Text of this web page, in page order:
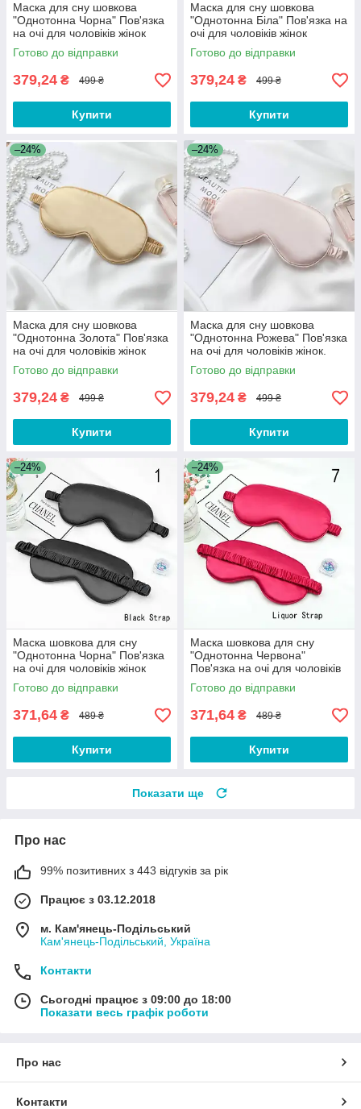
Маска для сну шовкова
"Однотонна Чорна" Пов'язка
на очі для чоловіків жінок
Готово до відправки
379,24 ₴ 499 ₴
Купити
Маска для сну шовкова
"Однотонна Біла" Пов'язка на
очі для чоловіків жінок
Готово до відправки
379,24 ₴ 499 ₴
Купити
–24%
Маска для сну шовкова
"Однотонна Золота" Пов'язка
на очі для чоловіків жінок
Готово до відправки
379,24 ₴ 499 ₴
Купити
–24%
Маска для сну шовкова
"Однотонна Рожева" Пов'язка
на очі для чоловіків жінок.
Маска для сну рожева
Готово до відправки
379,24 ₴ 499 ₴
Купити
–24%
Маска шовкова для сну
"Однотонна Чорна" Пов'язка
на очі для чоловіків жінок
DSY-01
Готово до відправки
371,64 ₴ 489 ₴
Купити
–24%
Маска шовкова для сну
"Однотонна Червона"
Пов'язка на очі для чоловіків
жінок DSY-01
Готово до відправки
371,64 ₴ 489 ₴
Купити
Показати ще
Про нас
99% позитивних з 443 відгуків за рік
Працює з 03.12.2018
м. Кам'янець-Подільський
Кам'янець-Подільський, Україна
Контакти
Сьогодні працює з 09:00 до 18:00
Показати весь графік роботи
Про нас
Контакти